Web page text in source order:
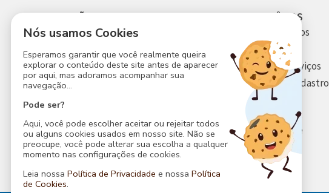
EDUCAÇÃO
PERMANENTE
Permanente
Nossos Espaços
Nossos Serviços
Eventos
Contato
SEDE SOCIAL
Estrutura
Atividades
Agenda
CONVÊNIOS
Quem Somos
Estrutura
Nossos Serviços
Faça seu Cadastro
Contato
Politicas de
Privacidade
Nós usamos Cookies
Esperamos garantir que você realmente queira
explorar o conteúdo deste site antes de aparecer
por aqui, mas adoramos acompanhar sua
navegação...
Pode ser?
Aqui, você pode escolher aceitar ou rejeitar todos
ou alguns cookies usados em nosso site. Não se
preocupe, você pode alterar sua escolha a qualquer
momento nas configurações de cookies.
Leia nossa Política de Privacidade e nossa Política
de Cookies.